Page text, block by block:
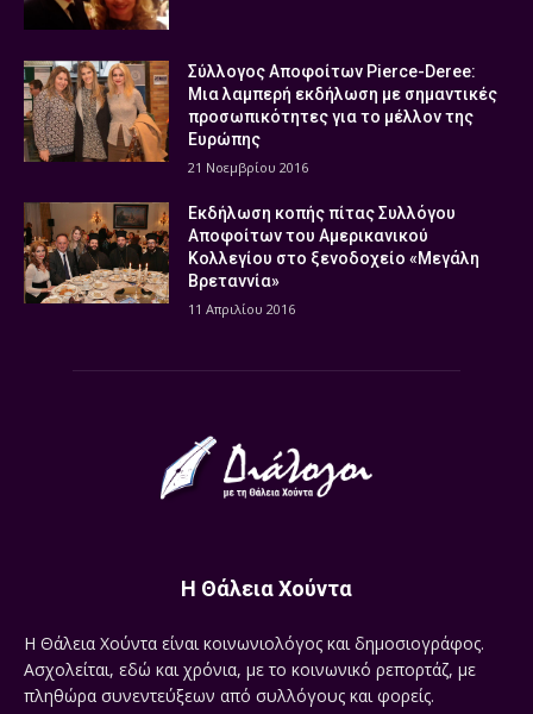
Σύλλογος Αποφοίτων Pierce-Deree:
Μια λαμπερή εκδήλωση με σημαντικές
προσωπικότητες για το μέλλον της
Ευρώπης
21 Νοεμβρίου 2016
Εκδήλωση κοπής πίτας Συλλόγου
Αποφοίτων του Αμερικανικού
Κολλεγίου στο ξενοδοχείο «Μεγάλη
Βρεταννία»
11 Απριλίου 2016
Η Θάλεια Χούντα
Η Θάλεια Χούντα είναι κοινωνιολόγος και δημοσιογράφος.
Ασχολείται, εδώ και χρόνια, με το κοινωνικό ρεπορτάζ, με
πληθώρα συνεντεύξεων από συλλόγους και φορείς.